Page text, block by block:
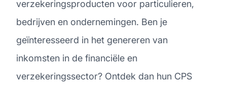
verzekeringsproducten voor particulieren,
bedrijven en ondernemingen. Ben je
geïnteresseerd in het genereren van
inkomsten in de financiële en
verzekeringssector? Ontdek dan hun CPS